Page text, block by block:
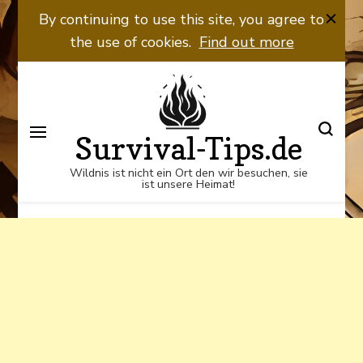
Wildnis ist nicht ein Ort den wir
besuchen, sie ist unsere Heimat!
By continuing to use this site, you agree to
the use of cookies. Find out more
Survival-Tips.de
Wildnis ist nicht ein Ort den wir besuchen, sie
ist unsere Heimat!